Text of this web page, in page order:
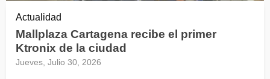
Actualidad
Mallplaza Cartagena recibe el primer
Ktronix de la ciudad
Jueves, Julio 30, 2026